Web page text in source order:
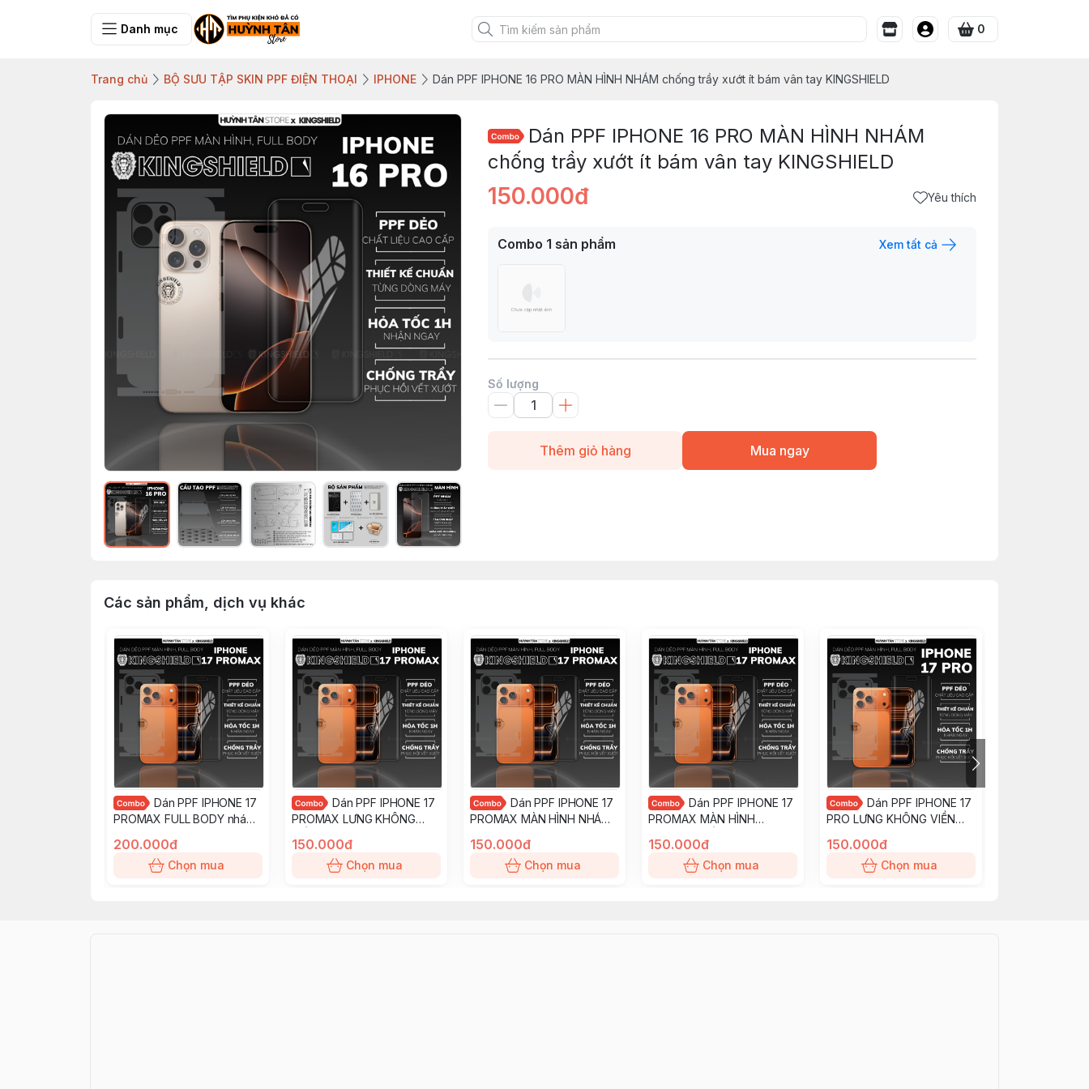
Danh mục 0
Trang chủ BỘ SƯU TẬP SKIN PPF ĐIỆN THOẠI IPHONE Dán PPF IPHONE 16 PRO MÀN HÌNH NHÁM chống trầy xướt ít bám vân tay KINGSHIELD
Dán PPF IPHONE 16 PRO MÀN HÌNH NHÁM
chống trầy xướt ít bám vân tay KINGSHIELD
150.000đ Yêu thích
Combo 1 sản phẩm Xem tất cả
Số lượng
Thêm giỏ hàng Mua ngay
Các sản phẩm, dịch vụ khác
Dán PPF IPHONE 17
PROMAX FULL BODY nhám
tay KINGSHIELD
200.000đ
Chọn mua
Dán PPF IPHONE 17
PROMAX LƯNG KHÔNG
ít bám vân tay KINGSHIELD
150.000đ
Chọn mua
Dán PPF IPHONE 17
PROMAX MÀN HÌNH NHÁM
tay KINGSHIELD
150.000đ
Chọn mua
Dán PPF IPHONE 17
PROMAX MÀN HÌNH
xướt ít bám vân tay
KINGSHIELD
150.000đ
Chọn mua
Dán PPF IPHONE 17
PRO LƯNG KHÔNG VIỀN
bám vân tay KINGSHIELD
150.000đ
Chọn mua